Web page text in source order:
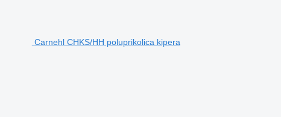
Carnehl CHKS/HH poluprikolica kipera